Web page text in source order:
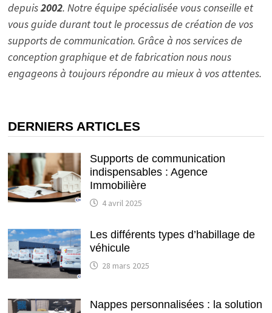
depuis2002. Notre équipe spécialisée vous conseille et
vous guide durant tout le processus de création de vos
supports de communication. Grâce à nos services de
conception graphique et de fabrication nous nous
engageons à toujours répondre au mieux à vos attentes.
DERNIERS ARTICLES
Supports de communication
indispensables : Agence
Immobilière
4 avril 2025
Les différents types d’habillage de
véhicule
28 mars 2025
Nappes personnalisées : la solution